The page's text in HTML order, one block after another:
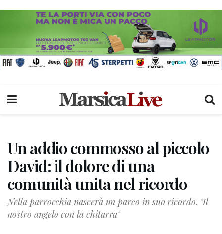
Un addio commosso al piccolo
David: il dolore di una
comunità unita nel ricordo
Nella parrocchia nascerà un parco in suo ricordo. "Il
nostro angelo con la chitarra"